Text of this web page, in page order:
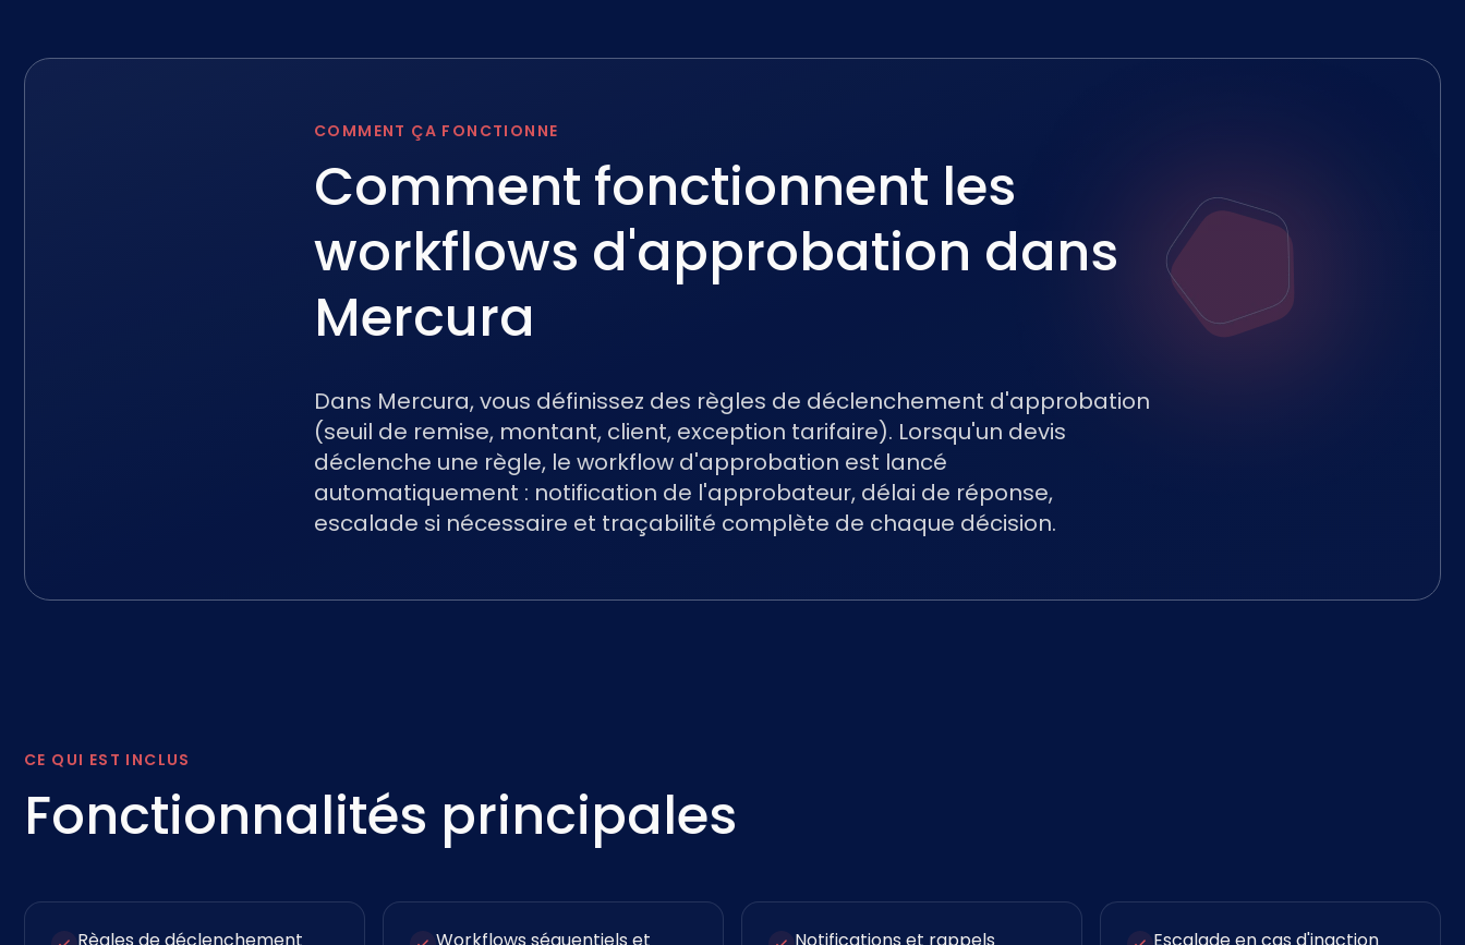
COMMENT ÇA FONCTIONNE
Comment fonctionnent les
workflows d'approbation dans
Mercura
Dans Mercura, vous définissez des règles de déclenchement d'approbation
(seuil de remise, montant, client, exception tarifaire). Lorsqu'un devis
déclenche une règle, le workflow d'approbation est lancé
automatiquement : notification de l'approbateur, délai de réponse,
escalade si nécessaire et traçabilité complète de chaque décision.
CE QUI EST INCLUS
Fonctionnalités principales